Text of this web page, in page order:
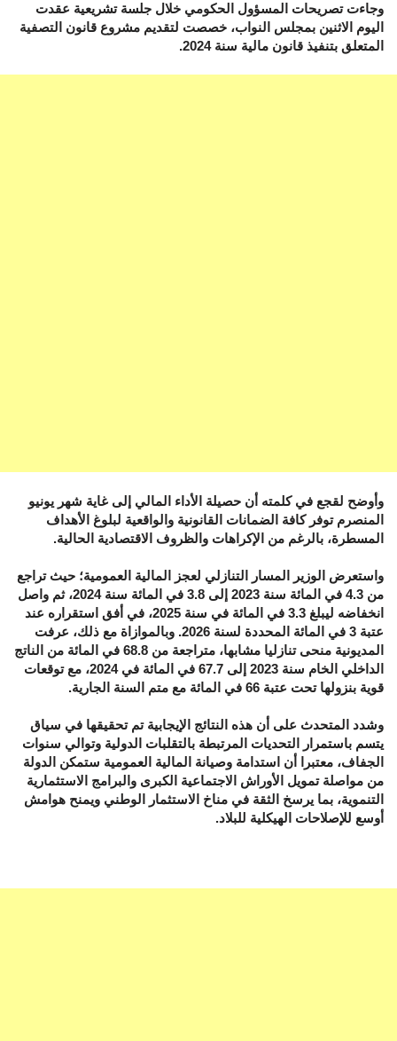
وجاءت تصريحات المسؤول الحكومي خلال جلسة تشريعية عقدت
اليوم الاثنين بمجلس النواب، خصصت لتقديم مشروع قانون التصفية
المتعلق بتنفيذ قانون مالية سنة 2024.
وأوضح لقجع في كلمته أن حصيلة الأداء المالي إلى غاية شهر يونيو
المنصرم توفر كافة الضمانات القانونية والواقعية لبلوغ الأهداف
المسطرة، بالرغم من الإكراهات والظروف الاقتصادية الحالية.
واستعرض الوزير المسار التنازلي لعجز المالية العمومية؛ حيث تراجع
من 4.3 في المائة سنة 2023 إلى 3.8 في المائة سنة 2024، ثم واصل
انخفاضه ليبلغ 3.3 في المائة في سنة 2025، في أفق استقراره عند
عتبة 3 في المائة المحددة لسنة 2026. وبالموازاة مع ذلك، عرفت
المديونية منحى تنازليا مشابها، متراجعة من 68.8 في المائة من الناتج
الداخلي الخام سنة 2023 إلى 67.7 في المائة في 2024، مع توقعات
قوية بنزولها تحت عتبة 66 في المائة مع متم السنة الجارية.
وشدد المتحدث على أن هذه النتائج الإيجابية تم تحقيقها في سياق
يتسم باستمرار التحديات المرتبطة بالتقلبات الدولية وتوالي سنوات
الجفاف، معتبرا أن استدامة وصيانة المالية العمومية ستمكن الدولة
من مواصلة تمويل الأوراش الاجتماعية الكبرى والبرامج الاستثمارية
التنموية، بما يرسخ الثقة في مناخ الاستثمار الوطني ويمنح هوامش
أوسع للإصلاحات الهيكلية للبلاد.